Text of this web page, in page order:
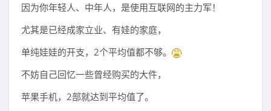
因为你年轻人、中年人，是使用互联网的主力军！
尤其是已经成家立业、有娃的家庭，
单纯娃娃的开支，2个平均值都不够。
不妨自己回忆一些曾经购买的大件，
苹果手机，2部就达到平均值了。